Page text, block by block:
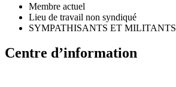
Membre actuel
Lieu de travail non syndiqué
SYMPATHISANTS ET MILITANTS
Centre d’information